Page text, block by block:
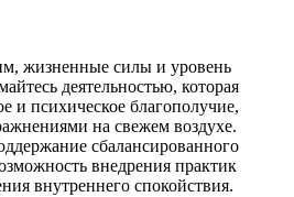
жизненные силы и уровень
деятельностью, которая
и психическое благополучие,
на свежем воздухе.
сбалансированного
внедрения практик
внутреннего спокойствия.